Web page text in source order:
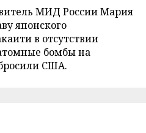
МИД России Мария
японского
в отсутствии
бомбы на
США.